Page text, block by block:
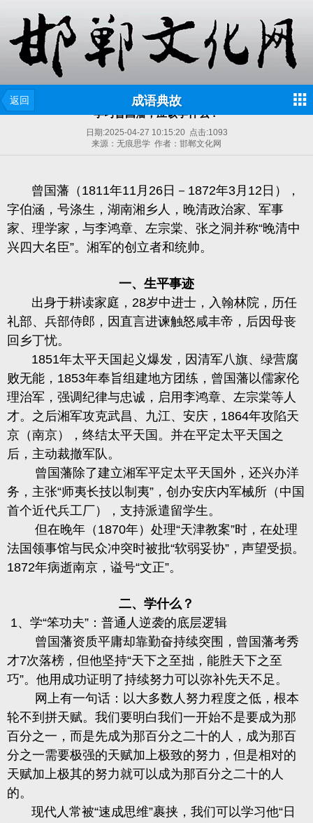
返回 成语典故
学习曾国藩，应该学什么？
日期:2025-04-27 10:15:20点击:1093
来源：无痕思学 作者：邯郸文化网
曾国藩（ 1811年11月26日－1872年3月12日），
字伯涵，号涤生，湖南湘乡人，晚清政治家、军事
家、理学家， 与李鸿章、左宗棠、张之洞 并称“晚清中
兴四大名臣”。 湘军的创立者和统帅。
一、生平事迹
出身于耕读家庭， 28岁中进士，入翰林院，历任
礼部、兵部侍郎，因直言进谏触怒咸丰帝，后因母丧
回乡丁忧。
1851年太平天国起义爆发，因清军八旗、绿营腐
败无能，1853年奉旨组建地方团练，曾国藩以儒家伦
理治军，强调纪律与忠诚，启用李鸿章、左宗棠等人
才。之后湘军攻克武昌、九江、安庆，1864年攻陷天
京（南京），终结太平天国。并在平定太平天国之
后，主动裁撤军队。
曾国藩除了建立湘军平定太平天国外，还兴办洋
务，主张“师夷长技以制夷”，创办安庆内军械所（中国
首个近代兵工厂），支持派遣留学生。
但在晚年（ 1870年）处理“天津教案”时，在处理
法国领事馆与民众冲突时被批“软弱妥协”，声望受损。
1872年病逝南京，谥号“文正”。
二、学什么？
1、学“笨功夫”：普通人逆袭的底层逻辑
曾国藩资质平庸却靠勤奋持续突围，曾国藩考秀
才7次落榜，但他坚持“天下之至拙，能胜天下之至
巧”。他用成功证明了持续努力可以弥补先天不足。
网上有一句话：以大多数人努力程度之低，根本
轮不到拼天赋。我们要明白我们一开始不是要成为那
百分之一，而是先成为那百分之二十的人，成为那百
分之一需要极强的天赋加上极致的努力，但是相对的
天赋加上极其的努力就可以成为那百分之二十的人
的。
现代人常被“速成思维”裹挟，我们可以学习他“日